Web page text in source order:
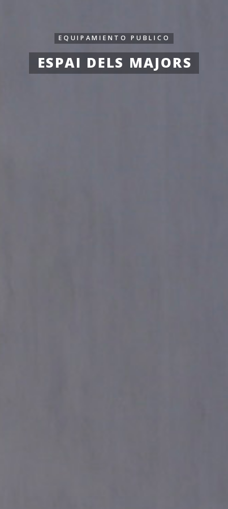
EQUIPAMIENTO PUBLICO
ESPAI DELS MAJORS